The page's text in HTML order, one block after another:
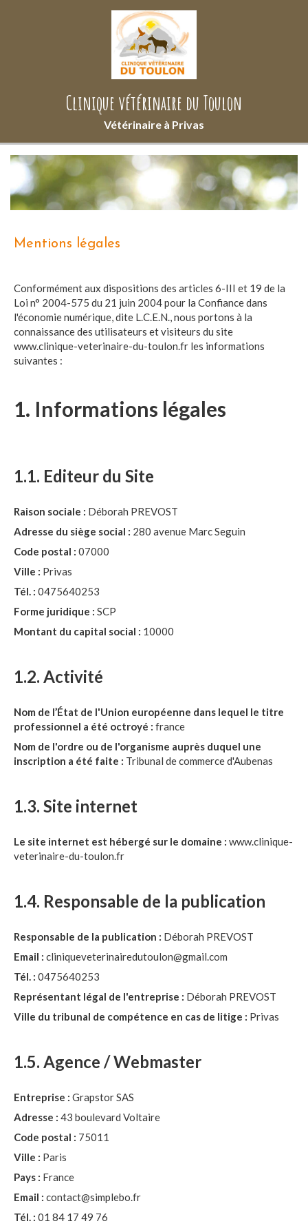
Clinique vétérinaire du Toulon
Vétérinaire à Privas
Mentions légales
Conformément aux dispositions des articles 6-III et 19 de la
Loi n° 2004-575 du 21 juin 2004 pour la Confiance dans
l'économie numérique, dite L.C.E.N., nous portons à la
connaissance des utilisateurs et visiteurs du site
www.clinique-veterinaire-du-toulon.fr les informations
suivantes :
1. Informations légales
1.1. Editeur du Site
Raison sociale : Déborah PREVOST
Adresse du siège social : 280 avenue Marc Seguin
Code postal : 07000
Ville : Privas
Tél. : 0475640253
Forme juridique : SCP
Montant du capital social : 10000
1.2. Activité
Nom de l’État de l'Union européenne dans lequel le titre
professionnel a été octroyé : france
Nom de l'ordre ou de l'organisme auprès duquel une
inscription a été faite : Tribunal de commerce d'Aubenas
1.3. Site internet
Le site internet est hébergé sur le domaine : www.clinique-
veterinaire-du-toulon.fr
1.4. Responsable de la publication
Responsable de la publication : Déborah PREVOST
Email : cliniqueveterinairedutoulon@gmail.com
Tél. : 0475640253
Représentant légal de l'entreprise : Déborah PREVOST
Ville du tribunal de compétence en cas de litige : Privas
1.5. Agence / Webmaster
Entreprise : Grapstor SAS
Adresse : 43 boulevard Voltaire
Code postal : 75011
Ville : Paris
Pays : France
Email : contact@simplebo.fr
Tél. : 01 84 17 49 76